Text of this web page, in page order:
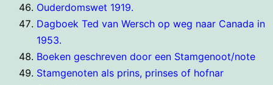
Ouderdomswet 1919.
Dagboek Ted van Wersch op weg naar Canada in
1953.
Boeken geschreven door een Stamgenoot/note
Stamgenoten als prins, prinses of hofnar